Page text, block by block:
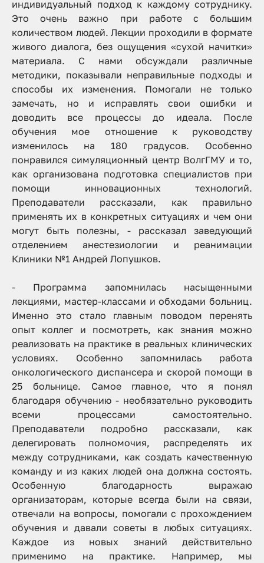
индивидуальный подход к каждому сотруднику.
Это очень важно при работе с большим
количеством людей. Лекции проходили в формате
живого диалога, без ощущения «сухой начитки»
материала. С нами обсуждали различные
методики, показывали неправильные подходы и
способы их изменения. Помогали не только
замечать, но и исправлять свои ошибки и
доводить все процессы до идеала. После
обучения мое отношение к руководству
изменилось на 180 градусов. Особенно
понравился симуляционный центр ВолгГМУ и то,
как организована подготовка специалистов при
помощи инновационных технологий.
Преподаватели рассказали, как правильно
применять их в конкретных ситуациях и чем они
могут быть полезны, - рассказал заведующий
отделением анестезиологии и реанимации
Клиники №1 Андрей Лопушков.
- Программа запомнилась насыщенными
лекциями, мастер-классами и обходами больниц.
Именно это стало главным поводом перенять
опыт коллег и посмотреть, как знания можно
реализовать на практике в реальных клинических
условиях. Особенно запомнилась работа
онкологического диспансера и скорой помощи в
25 больнице. Самое главное, что я понял
благодаря обучению - необязательно руководить
всеми процессами самостоятельно.
Преподаватели подробно рассказали, как
делегировать полномочия, распределять их
между сотрудниками, как создать качественную
команду и из каких людей она должна состоять.
Особенную благодарность выражаю
организаторам, которые всегда были на связи,
отвечали на вопросы, помогали с прохождением
обучения и давали советы в любых ситуациях.
Каждое из новых знаний действительно
применимо на практике. Например, мы